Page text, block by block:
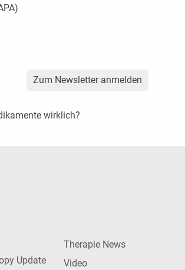
Zum Newsletter anmelden
wirklich?
Update
Therapie News
Video